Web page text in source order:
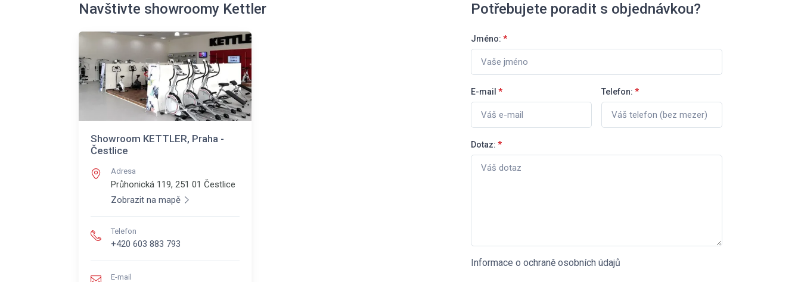
Navštivte showroomy Kettler
Showroom KETTLER, Praha -
Čestlice
Adresa
Průhonická 119, 251 01 Čestlice
Zobrazit na mapě
Telefon
+420 603 883 793
E-mail
Potřebujete poradit s objednávkou?
Jméno: *
E-mail * Telefon: *
Dotaz: *
Informace o ochraně osobních údajů